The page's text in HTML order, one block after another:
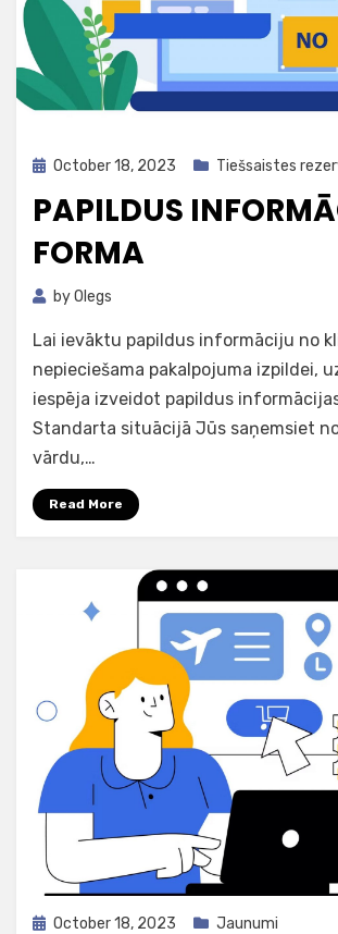
Posted
October 18, 2023 Tiešsaistes
PAPILDUS
FORMA
byOlegs
Lai ievāktu papildus informāciju no
nepieciešama pakalpojuma izpildei,
iespēja izveidot papildus
Standarta situācijā Jūs saņemsiet
vārdu,…
Read More
Posted
October 18, 2023 Jaunumi